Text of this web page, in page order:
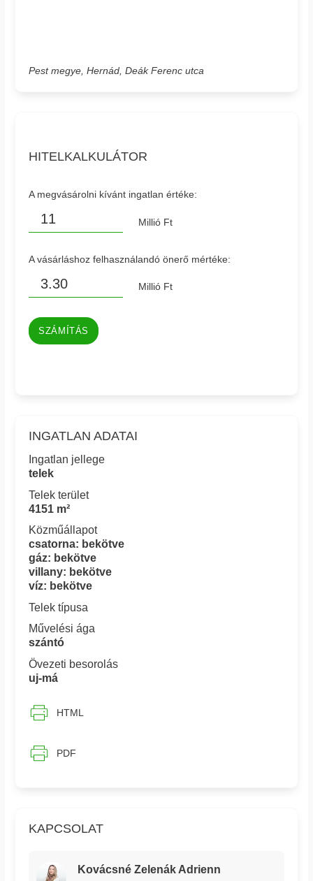
Pest megye, Hernád, Deák Ferenc utca
HITELKALKULÁTOR
A megvásárolni kívánt ingatlan értéke:
Millió Ft
A vásárláshoz felhasználandó önerő mértéke:
Millió Ft
SZÁMÍTÁS
KAPCSOLAT
Kovácsné Zelenák Adrienn
INGATLAN ADATAI
Ingatlan jellege
telek
Telek terület
4151 m²
Közműállapot
csatorna: bekötve
gáz: bekötve
villany: bekötve
víz: bekötve
Telek típusa
Művelési ága
szántó
Övezeti besorolás
uj-má
HTML
PDF